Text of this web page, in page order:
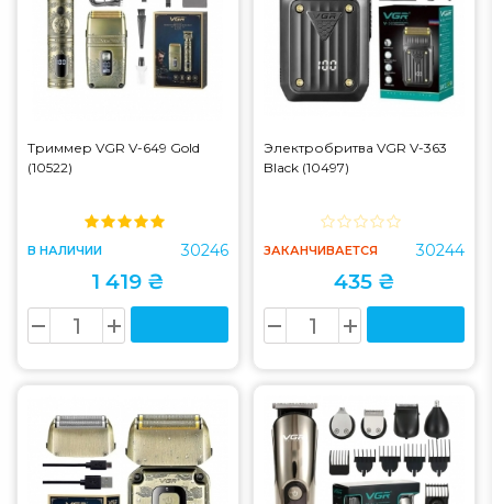
Триммер VGR V-649 Gold
(10522)
В НАЛИЧИИ 30246
1 419 ₴
Электробритва VGR V-363
Black (10497)
ЗАКАНЧИВАЕТСЯ 30244
435 ₴